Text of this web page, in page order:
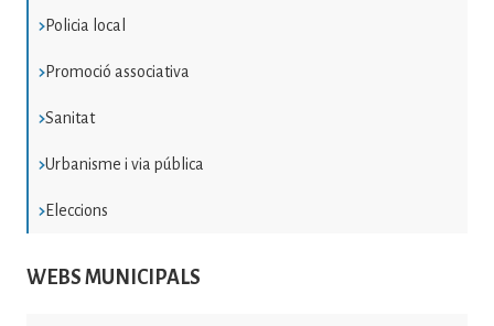
Policia local
Promoció associativa
Sanitat
Urbanisme i via pública
Eleccions
WEBS MUNICIPALS